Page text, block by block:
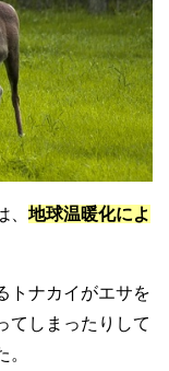
地球温暖化によ
トナカイがエサを
てしまったりして